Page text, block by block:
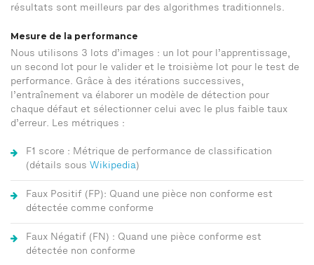
résultats sont meilleurs par des algorithmes traditionnels.
Mesure de la performance
Nous utilisons 3 lots d’images : un lot pour l’apprentissage,
un second lot pour le valider et le troisième lot pour le test de
performance. Grâce à des itérations successives,
l’entraînement va élaborer un modèle de détection pour
chaque défaut et sélectionner celui avec le plus faible taux
d’erreur. Les métriques :
F1 score : Métrique de performance de classification
(détails sous Wikipedia)
Faux Positif (FP): Quand une pièce non conforme est
détectée comme conforme
Faux Négatif (FN) : Quand une pièce conforme est
détectée non conforme